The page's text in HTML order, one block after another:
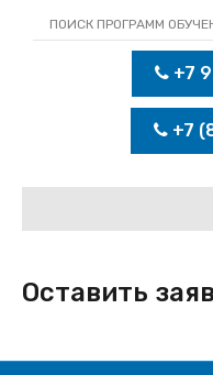
+7
+7
Оставить